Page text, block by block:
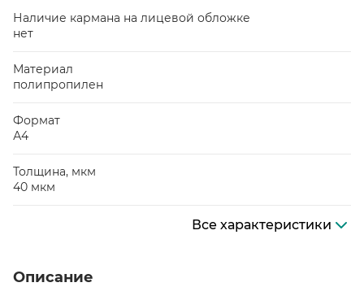
Наличие кармана на лицевой обложке
нет
Материал
полипропилен
Формат
А4
Толщина, мкм
40 мкм
Все характеристики
Описание